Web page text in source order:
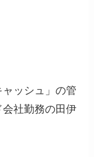
ッシュ」の管
社勤務の田伊